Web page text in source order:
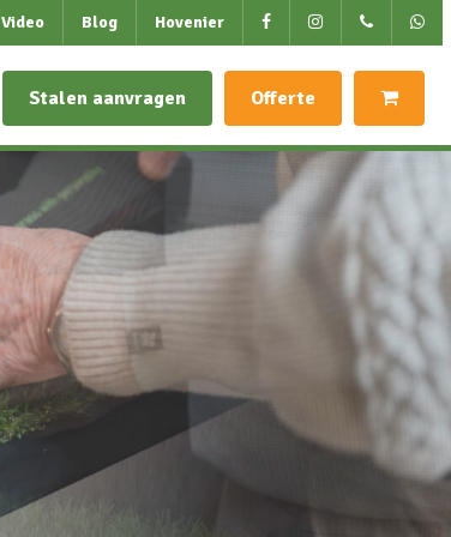
Video Blog Hovenier
Stalen aanvragen Offerte